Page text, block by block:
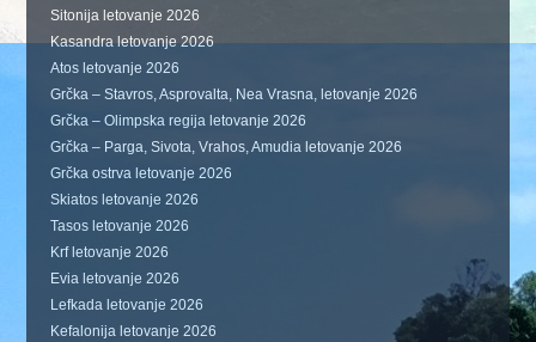
Sitonija letovanje 2026
Kasandra letovanje 2026
Atos letovanje 2026
Grčka – Stavros, Asprovalta, Nea Vrasna, letovanje 2026
Grčka – Olimpska regija letovanje 2026
Grčka – Parga, Sivota, Vrahos, Amudia letovanje 2026
Grčka ostrva letovanje 2026
Skiatos letovanje 2026
Tasos letovanje 2026
Krf letovanje 2026
Evia letovanje 2026
Lefkada letovanje 2026
Kefalonija letovanje 2026